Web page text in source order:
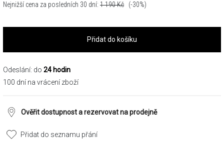
Nejnižší cena za posledních 30 dní: 1 190Kč (-30%)
Přidat do košíku
Odeslání: do 24 hodin
100 dní na vrácení zboží
Ověřit dostupnost a rezervovat na prodejně
Přidat do seznamu přání